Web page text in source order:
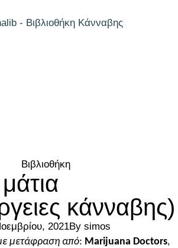
Βιβλιοθήκη
κάνναβης)
2021By simos
μετάφραση από: Marijuana Doctors,